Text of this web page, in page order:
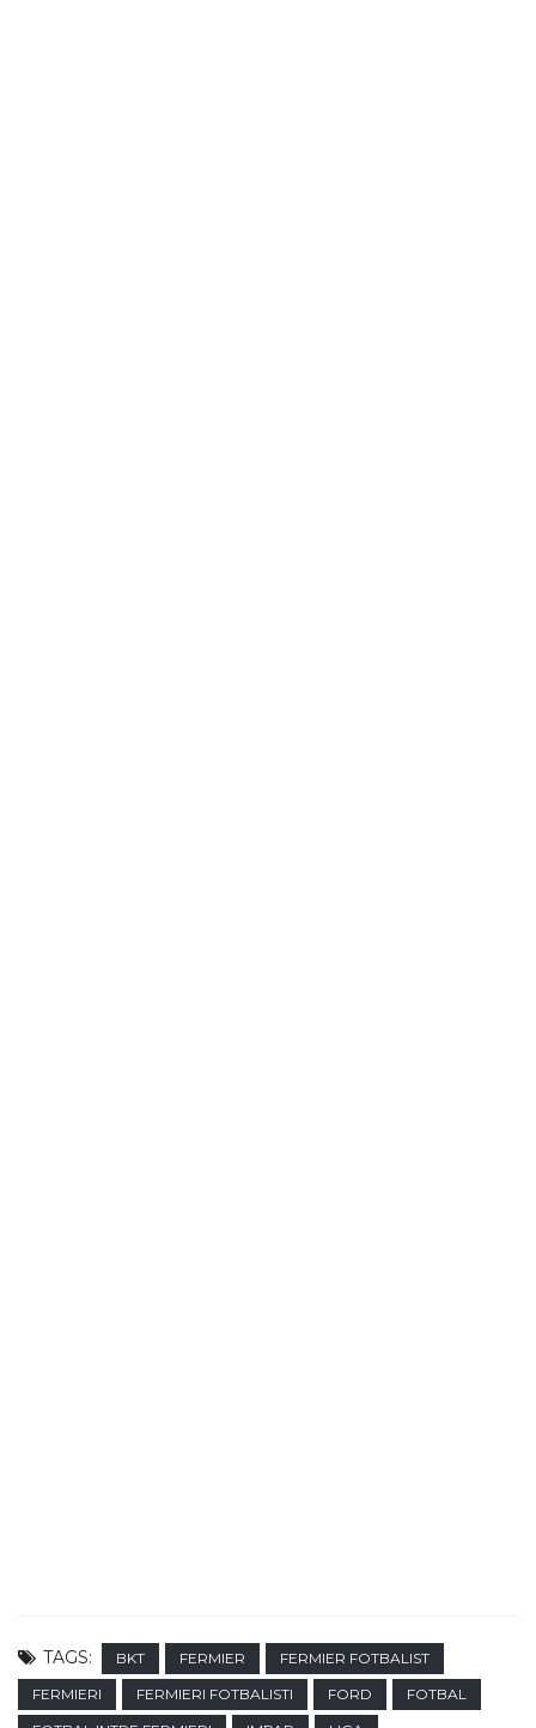
TAGS: BKT FERMIER
FERMIER FOTBALIST
FERMIERI
FERMIERI FOTBALISTI FORD
FOTBAL